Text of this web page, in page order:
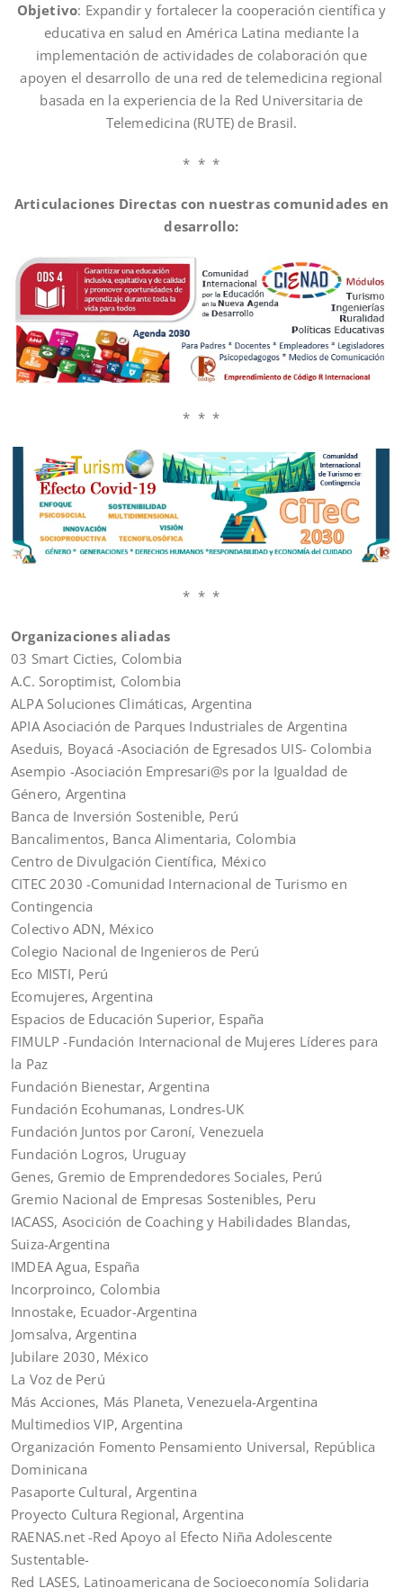
Objetivo: Expandir y fortalecer la cooperación científica y
educativa en salud en América Latina mediante la
implementación de actividades de colaboración que
apoyen el desarrollo de una red de telemedicina regional
basada en la experiencia de la Red Universitaria de
Telemedicina (RUTE) de Brasil.
* * *
Articulaciones Directas con nuestras comunidades en
desarrollo:
* * *
* * *
Organizaciones aliadas
03 Smart Cicties, Colombia
A.C. Soroptimist, Colombia
ALPA Soluciones Climáticas, Argentina
APIA Asociación de Parques Industriales de Argentina
Aseduis, Boyacá -Asociación de Egresados UIS- Colombia
Asempio -Asociación Empresari@s por la Igualdad de
Género, Argentina
Banca de Inversión Sostenible, Perú
Bancalimentos, Banca Alimentaria, Colombia
Centro de Divulgación Científica, México
CITEC 2030 -Comunidad Internacional de Turismo en
Contingencia
Colectivo ADN, México
Colegio Nacional de Ingenieros de Perú
Eco MISTI, Perú
Ecomujeres, Argentina
Espacios de Educación Superior, España
FIMULP -Fundación Internacional de Mujeres Líderes para
la Paz
Fundación Bienestar, Argentina
Fundación Ecohumanas, Londres-UK
Fundación Juntos por Caroní, Venezuela
Fundación Logros, Uruguay
Genes, Gremio de Emprendedores Sociales, Perú
Gremio Nacional de Empresas Sostenibles, Peru
IACASS, Asocición de Coaching y Habilidades Blandas,
Suiza-Argentina
IMDEA Agua, España
Incorproinco, Colombia
Innostake, Ecuador-Argentina
Jomsalva, Argentina
Jubilare 2030, México
La Voz de Perú
Más Acciones, Más Planeta, Venezuela-Argentina
Multimedios VIP, Argentina
Organización Fomento Pensamiento Universal, República
Dominicana
Pasaporte Cultural, Argentina
Proyecto Cultura Regional, Argentina
RAENAS.net -Red Apoyo al Efecto Niña Adolescente
Sustentable-
Red LASES, Latinoamericana de Socioeconomía Solidaria